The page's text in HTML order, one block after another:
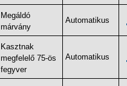
Megáldó
márvány
Automatikus
Kasztnak
megfelelő 75-ös
fegyver
Automatikus